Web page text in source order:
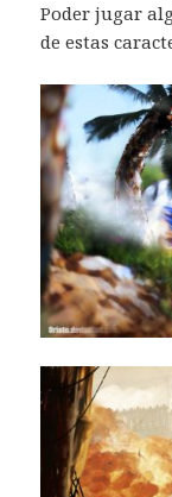
Poder jugar
de estas